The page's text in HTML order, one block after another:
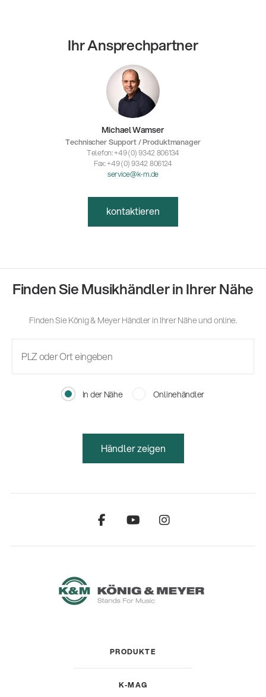
Ihr Ansprechpartner
Michael Wamser
Technischer Support / Produktmanager
Telefon: +49 (0) 9342 806134
Fax: +49 (0) 9342 806124
service@k-m.de
kontaktieren
Finden Sie Musikhändler in Ihrer Nähe
Finden Sie König & Meyer Händler in Ihrer Nähe und online.
In der Nähe Onlinehändler
Händler zeigen
PRODUKTE
K-MAG